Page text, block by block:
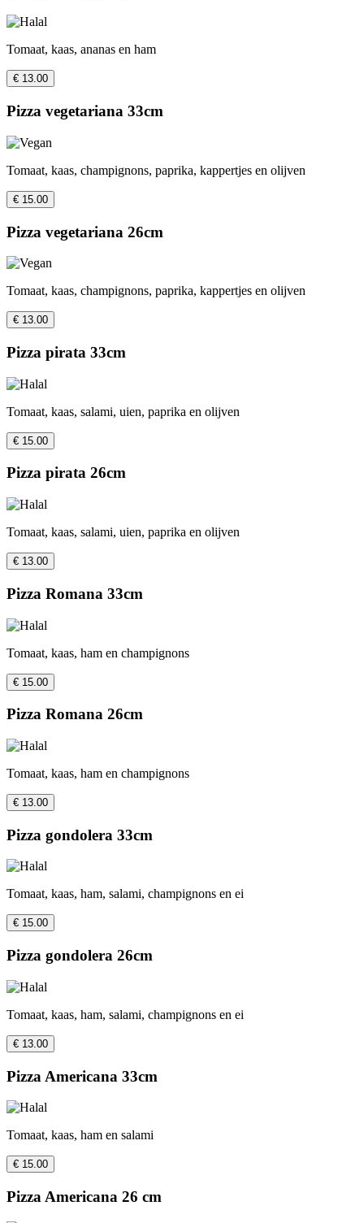
Tomaat, kaas, ananas en ham
€ 13.00
Pizza vegetariana 33cm
Tomaat, kaas, champignons, paprika, kappertjes en olijven
€ 15.00
Pizza vegetariana 26cm
Tomaat, kaas, champignons, paprika, kappertjes en olijven
€ 13.00
Pizza pirata 33cm
Tomaat, kaas, salami, uien, paprika en olijven
€ 15.00
Pizza pirata 26cm
Tomaat, kaas, salami, uien, paprika en olijven
€ 13.00
Pizza Romana 33cm
Tomaat, kaas, ham en champignons
€ 15.00
Pizza Romana 26cm
Tomaat, kaas, ham en champignons
€ 13.00
Pizza gondolera 33cm
Tomaat, kaas, ham, salami, champignons en ei
€ 15.00
Pizza gondolera 26cm
Tomaat, kaas, ham, salami, champignons en ei
€ 13.00
Pizza Americana 33cm
Tomaat, kaas, ham en salami
€ 15.00
Pizza Americana 26 cm